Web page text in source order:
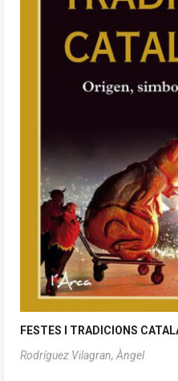
FESTES I TRADICIONS
Rodríguez Vilagran, Àngel